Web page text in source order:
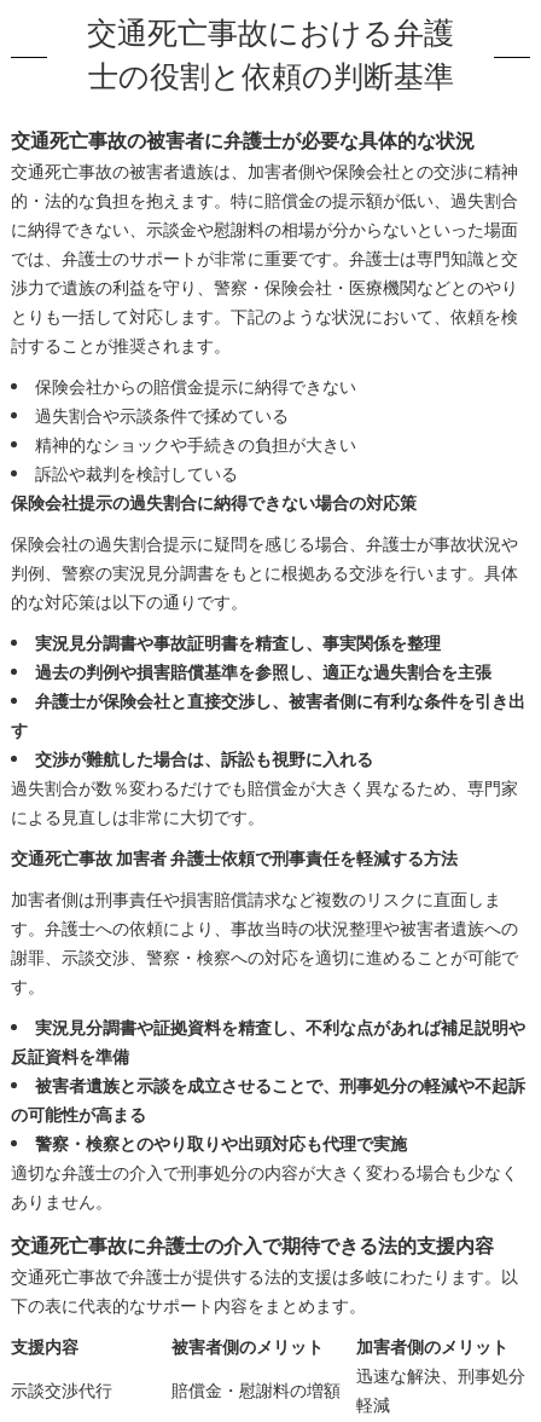
交通死亡事故における弁護
士の役割と依頼の判断基準
交通死亡事故の被害者に弁護士が必要な具体的な状況
交通死亡事故の被害者遺族は、加害者側や保険会社との交渉に精神
的・法的な負担を抱えます。特に賠償金の提示額が低い、過失割合
に納得できない、示談金や慰謝料の相場が分からないといった場面
では、弁護士のサポートが非常に重要です。弁護士は専門知識と交
渉力で遺族の利益を守り、警察・保険会社・医療機関などとのやり
とりも一括して対応します。下記のような状況において、依頼を検
討することが推奨されます。
保険会社からの賠償金提示に納得できない
過失割合や示談条件で揉めている
精神的なショックや手続きの負担が大きい
訴訟や裁判を検討している
保険会社提示の過失割合に納得できない場合の対応策
保険会社の過失割合提示に疑問を感じる場合、弁護士が事故状況や
判例、警察の実況見分調書をもとに根拠ある交渉を行います。具体
的な対応策は以下の通りです。
実況見分調書や事故証明書を精査し、事実関係を整理
過去の判例や損害賠償基準を参照し、適正な過失割合を主張
弁護士が保険会社と直接交渉し、被害者側に有利な条件を引き出
す
交渉が難航した場合は、訴訟も視野に入れる
過失割合が数％変わるだけでも賠償金が大きく異なるため、専門家
による見直しは非常に大切です。
交通死亡事故 加害者 弁護士依頼で刑事責任を軽減する方法
加害者側は刑事責任や損害賠償請求など複数のリスクに直面しま
す。弁護士への依頼により、事故当時の状況整理や被害者遺族への
謝罪、示談交渉、警察・検察への対応を適切に進めることが可能で
す。
実況見分調書や証拠資料を精査し、不利な点があれば補足説明や
反証資料を準備
被害者遺族と示談を成立させることで、刑事処分の軽減や不起訴
の可能性が高まる
警察・検察とのやり取りや出頭対応も代理で実施
適切な弁護士の介入で刑事処分の内容が大きく変わる場合も少なく
ありません。
交通死亡事故に弁護士の介入で期待できる法的支援内容
交通死亡事故で弁護士が提供する法的支援は多岐にわたります。以
下の表に代表的なサポート内容をまとめます。
支援内容
被害者側のメリット
加害者側のメリット
示談交渉代行
賠償金・慰謝料の増額
迅速な解決、刑事処分
軽減